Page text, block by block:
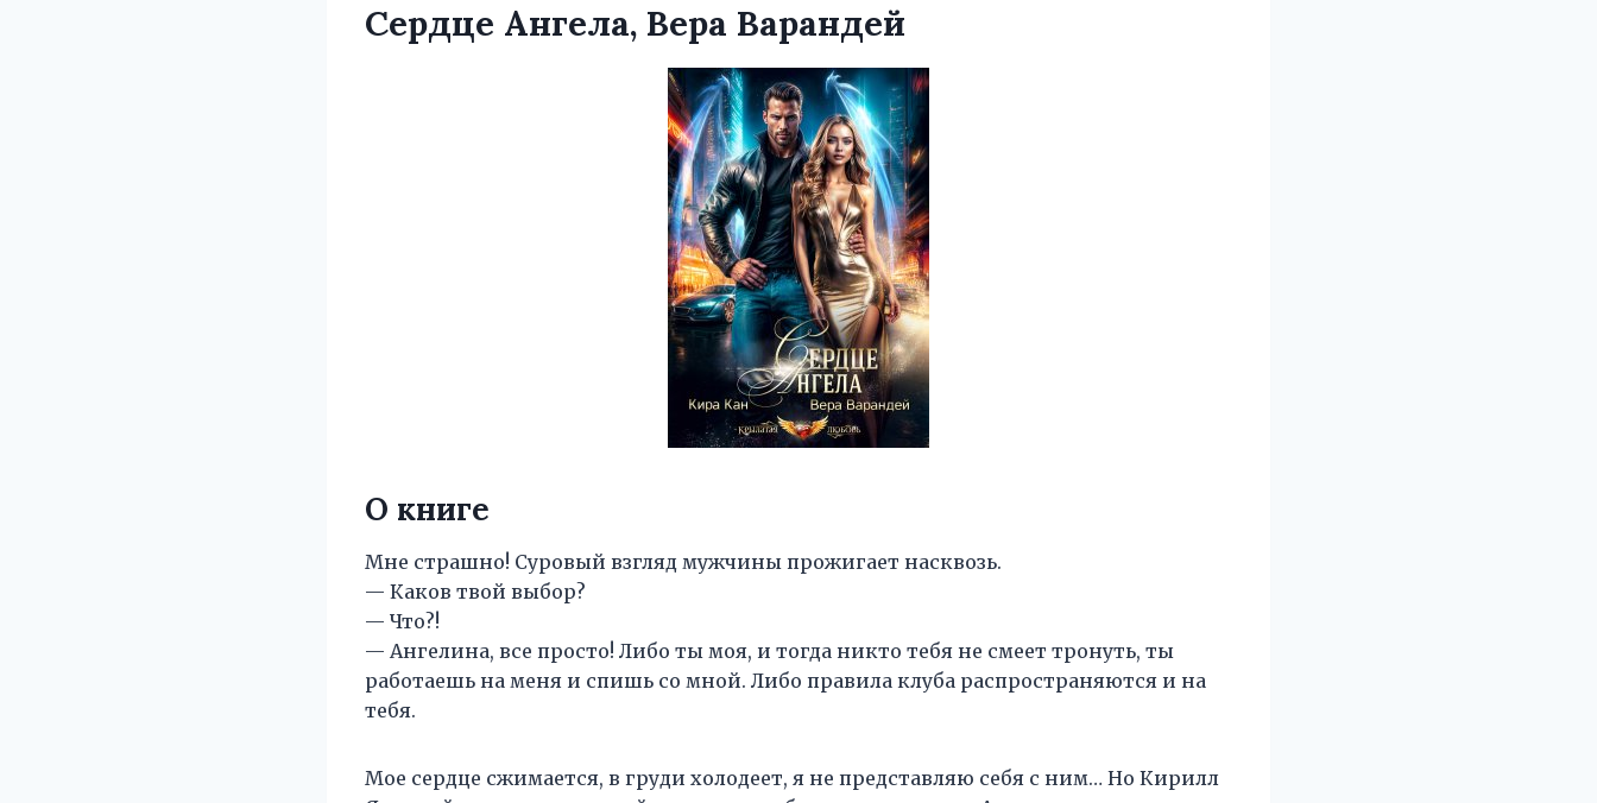
Сердце Ангела, Вера Варандей
О книге
Мне страшно! Суровый взгляд мужчины прожигает насквозь.
— Каков твой выбор?
— Что?!
— Ангелина, все просто! Либо ты моя, и тогда никто тебя не смеет тронуть, ты
работаешь на меня и спишь со мной. Либо правила клуба распространяются и на
тебя.
Мое сердце сжимается, в груди холодеет, я не представляю себя с ним… Но Кирилл